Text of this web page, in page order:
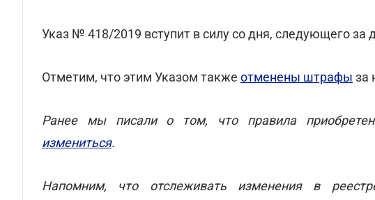
Указ № 418/2019 вступит в силу со дня, следующего за
Отметим, что этим Указом также отменены штрафы за
Ранее мы писали о том, что правила
измениться.
Напомним, что отслеживать изменения в